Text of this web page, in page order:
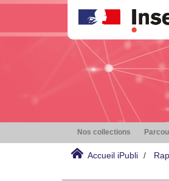
Nos collections
Accueil iPubli